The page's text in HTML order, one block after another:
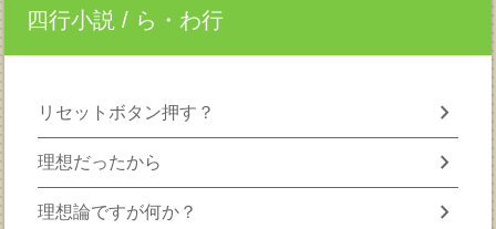
四行小説 / ら・わ行
リセットボタン押す？ chevron_right
理想だったから chevron_right
理想論ですが何か？ chevron_right